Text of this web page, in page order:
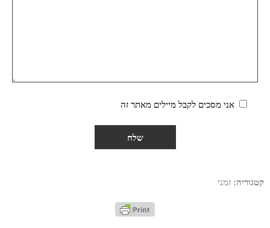
אני מסכים לקבל מיילים מאתר זה
קטגוריה: זמני